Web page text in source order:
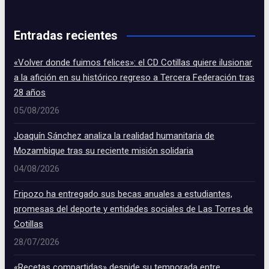
Entradas recientes
«Volver donde fuimos felices»: el CD Cotillas quiere ilusionar
a la afición en su histórico regreso a Tercera Federación tras
28 años
05/08/2026
Joaquín Sánchez analiza la realidad humanitaria de
Mozambique tras su reciente misión solidaria
04/08/2026
Fripozo ha entregado sus becas anuales a estudiantes,
promesas del deporte y entidades sociales de Las Torres de
Cotillas
28/07/2026